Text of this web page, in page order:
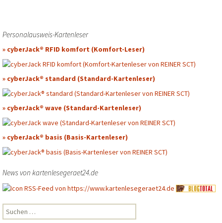
Personalausweis-Kartenleser
» cyberJack® RFID komfort (Komfort-Leser)
» cyberJack® standard (Standard-Kartenleser)
» cyberJack® wave (Standard-Kartenleser)
» cyberJack® basis (Basis-Kartenleser)
News von kartenlesegeraet24.de
Suchen
nach: